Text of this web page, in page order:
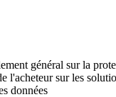
général sur la
l'acheteur sur les
données